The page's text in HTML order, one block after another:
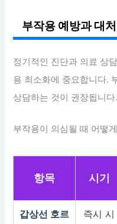
부작용 예방과 대
정기적인 진단과 의료 상
용 최소화에 중요합니다.
상담하는 것이 권장됩니
부작용이 의심될 때 어떻
항목 시기
갑상선 호르
즉시 시